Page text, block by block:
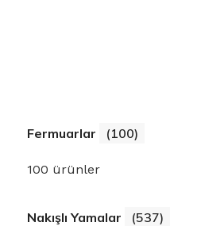
Fermuarlar (100)
100 ürünler
Nakışlı Yamalar (537)